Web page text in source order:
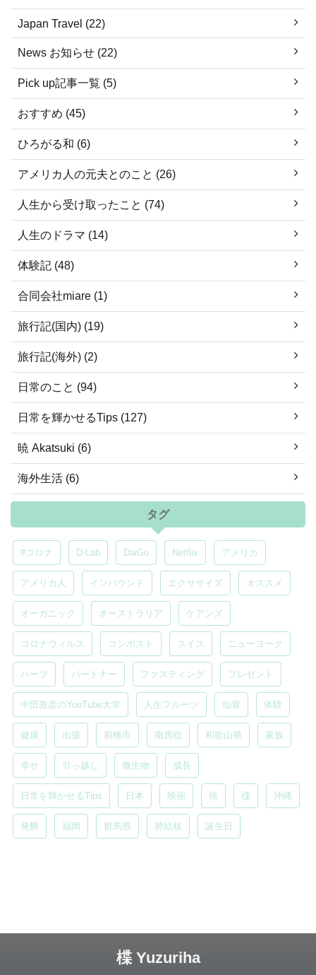
Japan Travel (22)
News お知らせ (22)
Pick up記事一覧 (5)
おすすめ (45)
ひろがる和 (6)
アメリカ人の元夫とのこと (26)
人生から受け取ったこと (74)
人生のドラマ (14)
体験記 (48)
合同会社miare (1)
旅行記(国内) (19)
旅行記(海外) (2)
日常のこと (94)
日常を輝かせるTips (127)
暁 Akatsuki (6)
海外生活 (6)
タグ
#コロナ D-Lab DaiGo Netflix アメリカ
アメリカ人 インバウンド エクササイズ オススメ
オーガニック オーストラリア ケアンズ
コロナウィルス コンポスト スイス ニューヨーク
ハーブ パートナー ファスティング プレゼント
中田敦彦のYouTube大学 人生フルーツ 仙骨 体験
健康 出張 前橋市 南房総 和歌山県 家族
幸せ 引っ越し 微生物 成長
日常を輝かせるTips 日本 映画 暁 楪 沖縄
発酵 福岡 群馬県 肺結核 誕生日
楪 Yuzuriha